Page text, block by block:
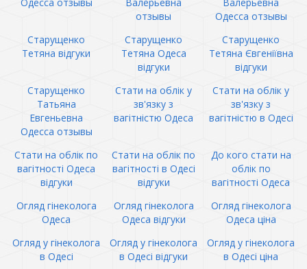
отзывы
Одесса отзывы
Старущенко
Тетяна відгуки
Старущенко
Тетяна Одеса
відгуки
Старущенко
Тетяна Євгеніївна
відгуки
Старущенко
Татьяна
Евгеньевна
Одесса отзывы
Стати на облік у
зв'язку з
вагітністю Одеса
Стати на облік у
зв'язку з
вагітністю в Одесі
Стати на облік по
вагітності Одеса
відгуки
Стати на облік по
вагітності в Одесі
відгуки
До кого стати на
облік по
вагітності Одеса
Огляд гінеколога
Одеса
Огляд гінеколога
Одеса відгуки
Огляд гінеколога
Одеса ціна
Огляд у гінеколога
в Одесі
Огляд у гінеколога
в Одесі відгуки
Огляд у гінеколога
в Одесі ціна